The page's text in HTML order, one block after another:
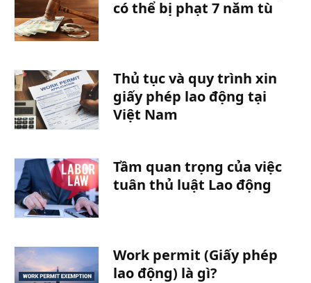
có thể bị phạt 7 năm tù
Thủ tục và quy trình xin
giấy phép lao động tại
Việt Nam
Tầm quan trọng của việc
tuân thủ luật Lao động
Work permit (Giấy phép
lao động) là gì?